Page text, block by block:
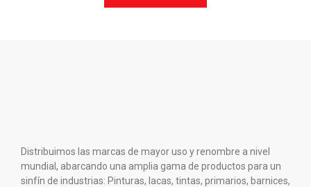
Distribuimos las marcas de mayor uso y renombre a nivel
mundial, abarcando una amplia gama de productos para un
sinfín de industrias: Pinturas, lacas, tintas, primarios, barnices,